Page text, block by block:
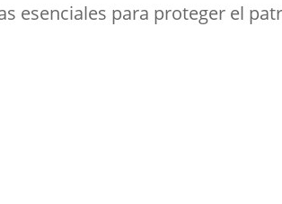
esenciales para proteger el